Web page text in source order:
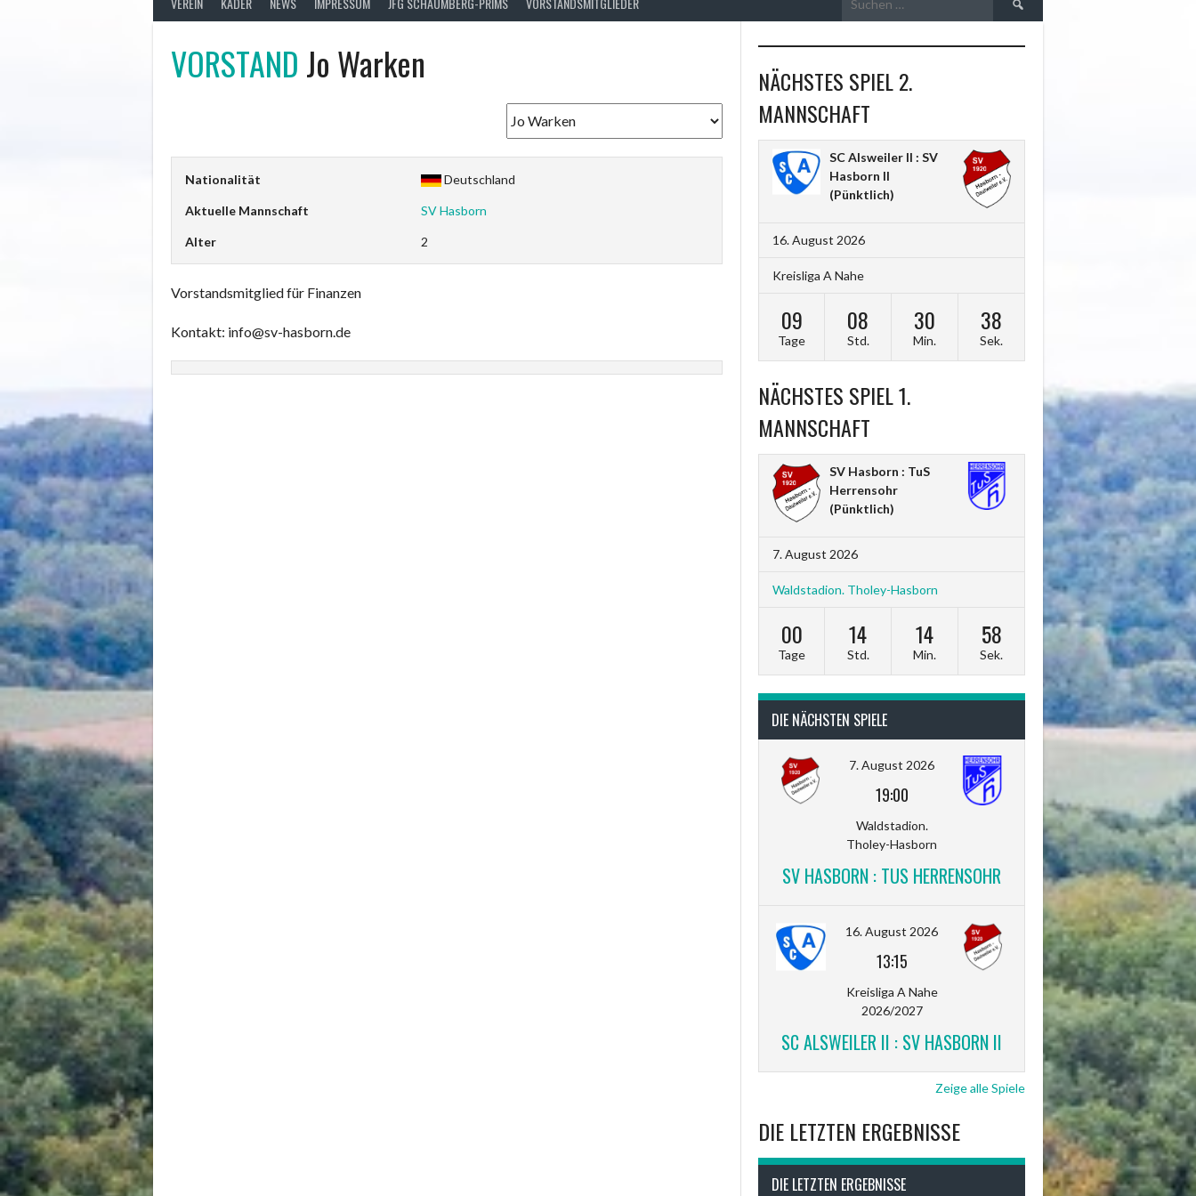
VORSTAND Jo Warken
Nationalität Deutschland
Aktuelle Mannschaft SV Hasborn
Alter 2
Vorstandsmitglied für Finanzen
Kontakt: info@sv-hasborn.de
NÄCHSTES SPIEL 2.
MANNSCHAFT
SC Alsweiler II : SV
Hasborn II
(Pünktlich)
16. August 2026
Kreisliga A Nahe
09
Tage
08
Std.
30
Min.
36
Sek.
NÄCHSTES SPIEL 1.
MANNSCHAFT
SV Hasborn : TuS
Herrensohr
(Pünktlich)
7. August 2026
Waldstadion. Tholey-Hasborn
00
Tage
14
Std.
14
Min.
56
Sek.
DIE NÄCHSTEN SPIELE
7. August 2026
19:00
Waldstadion.
Tholey-Hasborn
SV HASBORN : TUS HERRENSOHR
16. August 2026
13:15
Kreisliga A Nahe
2026/2027
SC ALSWEILER II : SV HASBORN II
Zeige alle Spiele
DIE LETZTEN ERGEBNISSE
DIE LETZTEN ERGEBNISSE